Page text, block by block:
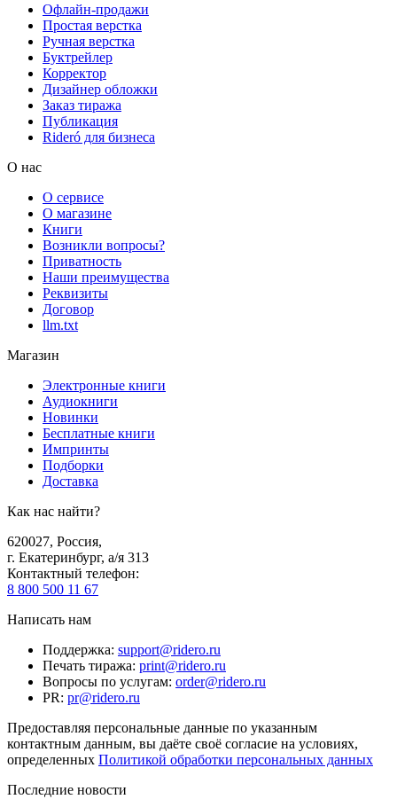
Офлайн-продажи
Простая верстка
Ручная верстка
Буктрейлер
Корректор
Дизайнер обложки
Заказ тиража
Публикация
Rideró для бизнеса
О нас
О сервисе
О магазине
Книги
Возникли вопросы?
Приватность
Наши преимущества
Реквизиты
Договор
llm.txt
Магазин
Электронные книги
Аудиокниги
Новинки
Бесплатные книги
Импринты
Подборки
Доставка
Как нас найти?
620027, Россия,
г. Екатеринбург, а/я 313
Контактный телефон:
8 800 500 11 67
Написать нам
Поддержка: support@ridero.ru
Печать тиража: print@ridero.ru
Вопросы по услугам: order@ridero.ru
PR: pr@ridero.ru
Предоставляя персональные данные по указанным
контактным данным, вы даёте своё согласие на условиях,
определенных Политикой обработки персональных данных
Последние новости